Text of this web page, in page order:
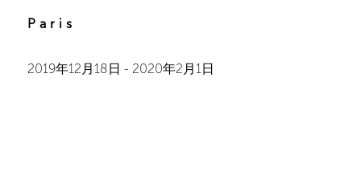
Paris
2019年12月18日 - 2020年2月1日